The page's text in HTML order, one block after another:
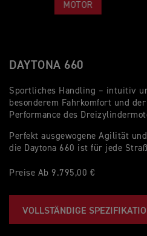
MOTOR
DAYTONA 660
Sportliches Handling – intuitiv
besonderem Fahrkomfort und
Performance des
Perfekt ausgewogene Agilität
die Daytona 660 ist für jede
Preise Ab 9.795,00 €
VOLLSTÄNDIGE